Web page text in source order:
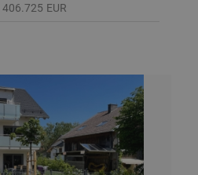
406.725 EUR